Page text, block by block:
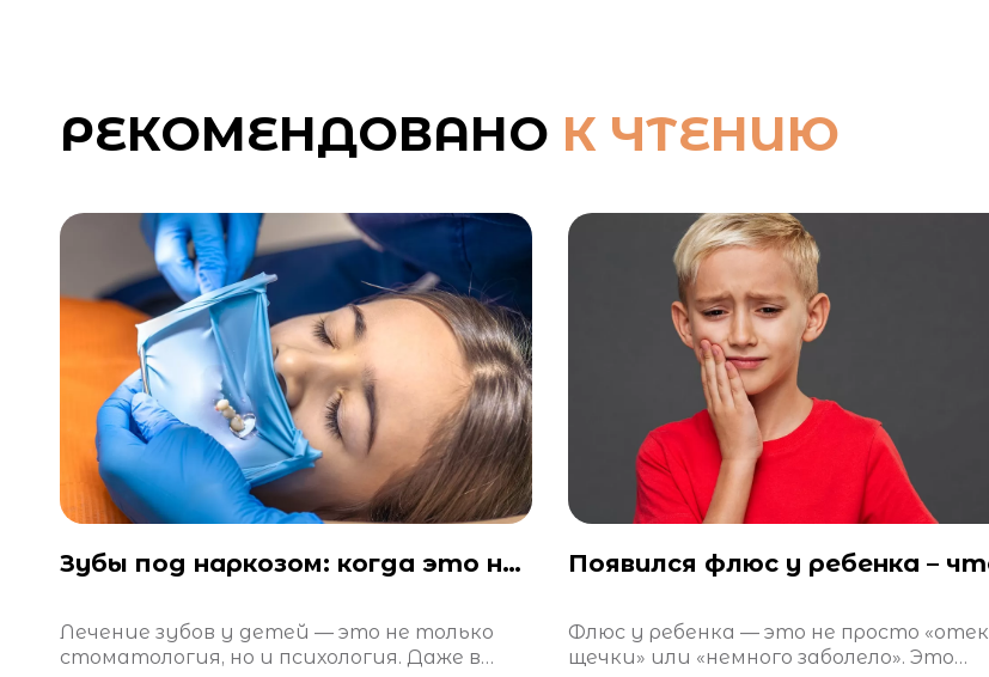
РЕКОМЕНДОВАНО К ЧТЕНИЮ
Зубы под наркозом: когда это нужно и безопасно ли это?
Лечение зубов у детей — это не только
стоматология, но и психология. Даже в
Флюс у ребенка — это не просто «отек
щечки» или «немного заболело». Это